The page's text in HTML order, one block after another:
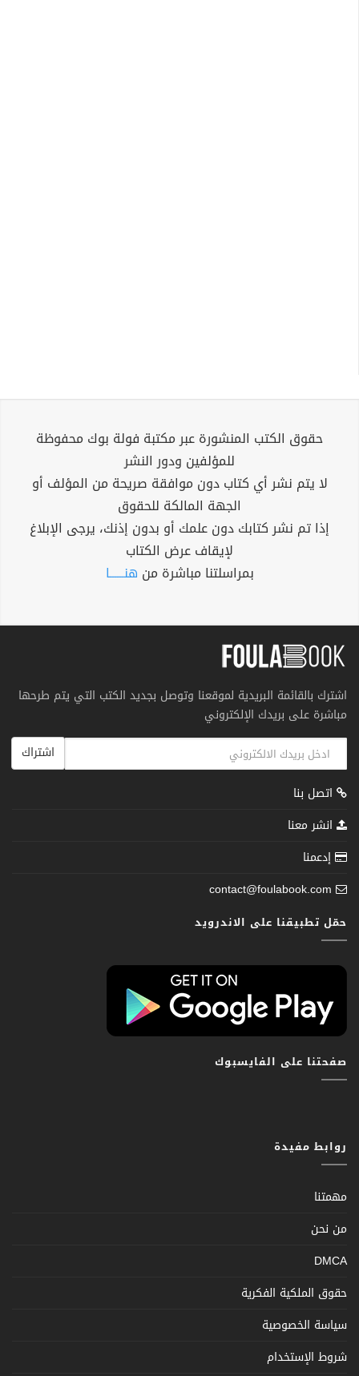
حقوق الكتب المنشورة عبر مكتبة فولة بوك محفوظة
للمؤلفين ودور النشر
لا يتم نشر أي كتاب دون موافقة صريحة من المؤلف أو
الجهة المالكة للحقوق
إذا تم نشر كتابك دون علمك أو بدون إذنك، يرجى الإبلاغ
لإيقاف عرض الكتاب
بمراسلتنا مباشرة من هنــــــا
اشترك بالقائمة البريدية لموقعنا وتوصل بجديد الكتب التي يتم طرحها
مباشرة على بريدك الإلكتروني
اشتراك
اتصل بنا
انشر معنا
إدعمنا
contact@foulabook.com
حمّل تطبيقنا على الاندرويد
صفحتنا على الفايسبوك
روابط مفيدة
مهمتنا
من نحن
DMCA
حقوق الملكية الفكرية
سياسة الخصوصية
شروط الإستخدام